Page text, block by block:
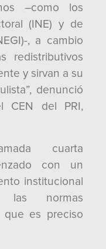
–como los
(INE) y de
, a cambio
redistributivos
y sirvan a su
denunció
CEN del PRI,
cuarta
con un
institucional
normas
que es preciso